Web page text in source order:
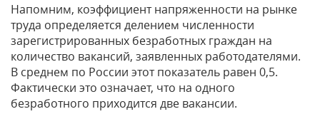
Напомним, коэффициент напряженности на рынке
труда определяется делением численности
зарегистрированных безработных граждан на
количество вакансий, заявленных работодателями.
В среднем по России этот показатель равен 0,5.
Фактически это означает, что на одного
безработного приходится две вакансии.